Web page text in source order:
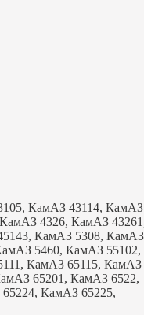
КамАЗ 43114, КамАЗ
4326, КамАЗ
КамАЗ 5308, КамАЗ
5460, КамАЗ 55102,
КамАЗ 65115, КамАЗ
65201, КамАЗ 6522,
КамАЗ 65225,